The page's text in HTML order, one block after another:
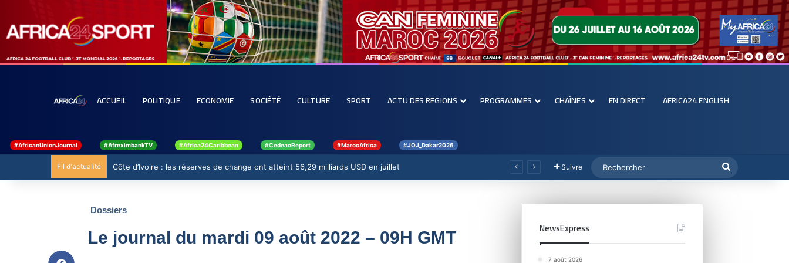
ACCUEIL POLITIQUE ECONOMIE SOCIÉTÉ CULTURE SPORT ACTU DES REGIONS PROGRAMMES CHAÎNES EN DIRECT AFRICA24 ENGLISH
#AfricanUnionJournal #AfreximbankTV #Africa24Caribbean #CedeaoReport #MarocAfrica #JOJ_Dakar2026
Fil d'actualité Côte d’Ivoire : les réserves de change ont atteint 56,29 milliards USD en juillet Suivre
Dossiers
Le journal du mardi 09 août 2022 – 09H GMT NewsExpress
7 août 2026